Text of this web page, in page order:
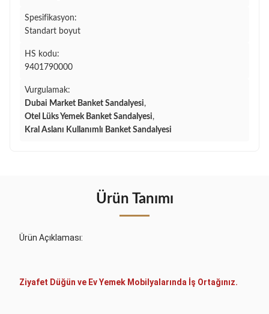
Spesifikasyon:
Standart boyut
HS kodu:
9401790000
Vurgulamak:
Dubai Market Banket Sandalyesi,
Otel Lüks Yemek Banket Sandalyesi,
Kral Aslanı Kullanımlı Banket Sandalyesi
Ürün Tanımı
Ürün Açıklaması:
Ziyafet Düğün ve Ev Yemek Mobilyalarında İş Ortağınız.